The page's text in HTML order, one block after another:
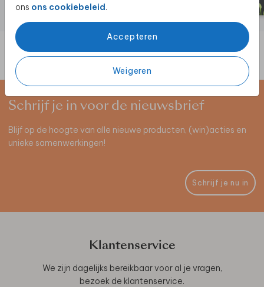
ons ons cookiebeleid.
Accepteren
Weigeren
Schrijf je in voor de nieuwsbrief
Blijf op de hoogte van alle nieuwe producten, (win)acties en
unieke samenwerkingen!
Schrijf je nu in
Klantenservice
We zijn dagelijks bereikbaar voor al je vragen,
bezoek de klantenservice.